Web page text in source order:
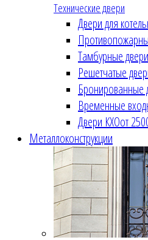
Технические двери
Двери для
Тамбурные двери
Решетчатые
Бронированные
Временные
Двери КХОот
Металлоконструкции